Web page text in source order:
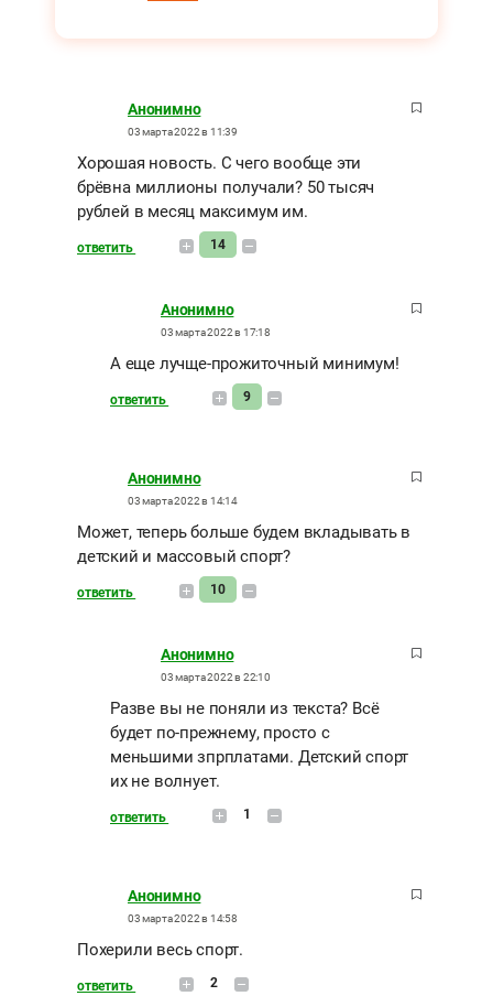
Анонимно
03 марта 2022 в 11:39
Хорошая новость. С чего вообще эти
брёвна миллионы получали? 50 тысяч
рублей в месяц максимум им.
ответить 14
Анонимно
03 марта 2022 в 17:18
А еще лучще-прожиточный минимум!
ответить 9
Анонимно
03 марта 2022 в 14:14
Может, теперь больше будем вкладывать в
детский и массовый спорт?
ответить 10
Анонимно
03 марта 2022 в 22:10
Разве вы не поняли из текста? Всё
будет по-прежнему, просто с
меньшими зпрплатами. Детский спорт
их не волнует.
ответить 1
Анонимно
03 марта 2022 в 14:58
Похерили весь спорт.
ответить 2